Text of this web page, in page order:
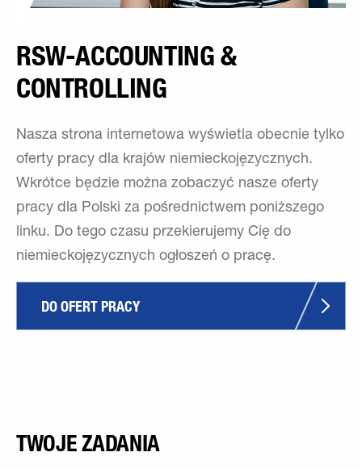
RSW-ACCOUNTING &
CONTROLLING
Nasza strona internetowa wyświetla obecnie tylko
oferty pracy dla krajów niemieckojęzycznych.
Wkrótce będzie można zobaczyć nasze oferty
pracy dla Polski za pośrednictwem poniższego
linku. Do tego czasu przekierujemy Cię do
niemieckojęzycznych ogłoszeń o pracę.
DO OFERT PRACY
TWOJE ZADANIA